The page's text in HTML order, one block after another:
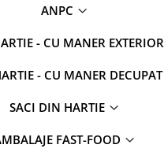
ANPC
- CU MANER EXTERIOR
- CU MANER DECUPAT
SACI DIN HARTIE
FAST-FOOD